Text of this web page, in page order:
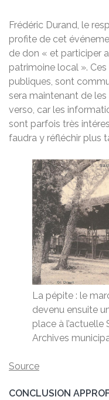
Frédéric Durand, le
profite de cet
de don « et participer
patrimoine local ».
publiques, sont
sera maintenant de
verso, car les
sont parfois très
faudra y réfléchir plus
La pépite : le
devenu ensuite
place à l’actuelle
Archives
Source
CONCLUSION